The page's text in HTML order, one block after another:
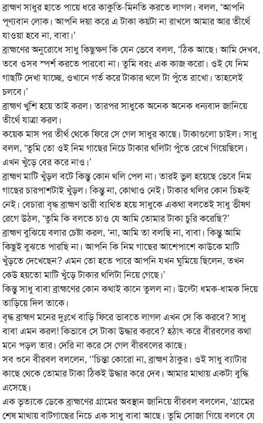
ব্রাহ্মণ সাধুর হাতে পায়ে ধরে কাকুতি-মিনতি করতে লাগল। বলল, ‘আপনি
পূণ্যবান লোক। আপনি দয়া করে এ টাকা কয়টা না রাখলে আমার আর তীর্থে
যাওয়া হবে না, বাবা।’
ব্রাহ্মণের অনুরোধে সাধু কিছুক্ষণ কি যেন ভেবে বলল, ‘ঠিক আছে। আমি দেখব,
তবে ওসব স্পর্শ করতে পারবো না। তুমি বরং এক কাজ করো। ওই যে নিম
গাছটি দেখা যাচ্ছে, ওখানে গর্ত করে টাকার থলে টা পুঁতে রাখো। তাহলেই
চলবে।’
ব্রাহ্মণ খুশি হয়ে তাই করল। তারপর সাধুকে অনেক অনেক ধন্যবাদ জানিয়ে
তীর্থে যাত্রা করল।
কয়েক মাস পর তীর্থ থেকে ফিরে সে গেল সাধুর কাছে। টাকাগুলো চাইল। সাধু
বলল, ‘তুমি তো ওই নিম গাছের নিচে টাকার থলিটা পুঁতে রেখে গিয়েছিলে।
এখন খুঁড়ে বের করে নাও।’
ব্রাহ্মণ মাটি খুঁড়ল বটে কিন্তু কোন থলি পেল না। তারই ভুল হয়েছে ভেবে নিম
গাছের চারপাশটাই খুঁড়ল। কিন্তু না, কোথাও নেই। টাকার থলির কোন চিহ্নই
নেই। বেচারা বৃদ্ধ ব্রাহ্মণ ভারী ব্যথিত হয়ে সাধুকে একথা বলতেই সাধু ভীষণ
রেগে উঠল, ‘তুমি কি বলতে চাও যে আমি তোমার টাকা চুরি করেছি?’
ব্রাহ্মণ বুঝিয়ে বলার চেষ্টা করল, ‘না, আমি তা বলছি না, বাবা। কিন্তু আমি
কিছুই বুঝতে পারছি না। আপনি কি নিম গাছের আশেপাশে কাউকে মাটি
খুঁড়তে দেখেছেন? এমন তো হতে পারে আপনি যখন ঘুমিয়ে ছিলেন, তখন
কেউ হয়তো মাটি খুঁড়ে টাকার থলিটা নিয়ে গেছে।’
কিন্তু সাধু বাবা ব্রাহ্মণের কোন কথাই কানে তুলল না। উল্টো ধমক-ধামক দিয়ে
তাড়িয়ে দিল তাকে।
বৃদ্ধ ব্রাহ্মণ মনের দুঃখে বাড়ি ফিরে ভাবতে লাগল এখন সে কি করবে? সাধু
বাবা এমন করল! কিভাবে সে টাকা উদ্ধার করবে? হঠাৎ করে বীরবলের কথা
মনে পড়ল তার। দেরি না করে সে গেল বীরবলের কাছে।
সব শুনে বীরবল বললেন, ‘’চিন্তা কোরো না, ব্রাহ্মণ ঠাকুর। ওই সাধু ব্যাটার
কাছে থেকে তোমার টাকা ঠিকই উদ্ধার করে দেব। আমার মাথায় একটা বুদ্ধি
এসেছে।
এক ভৃত্যকে ডেকে ব্রাহ্মণের গ্রামের অবস্থান জানিয়ে বীরবল বললেন, ‘গ্রামের
শেষ মাথায় বাটগাছের নিচে এক সাধু বাবা আছে। তুমি সোজা গিয়ে বলবে যে